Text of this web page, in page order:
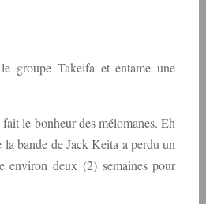
groupe Takeifa et entame une
le bonheur des mélomanes. Eh
la bande de Jack Keita a perdu un
deux (2) semaines pour